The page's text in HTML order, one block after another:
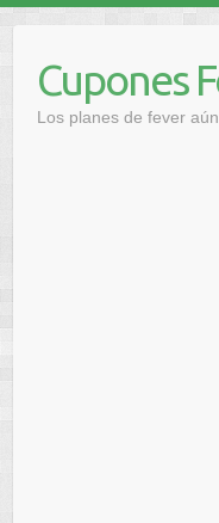
contenidoCupones
Los planes de fever